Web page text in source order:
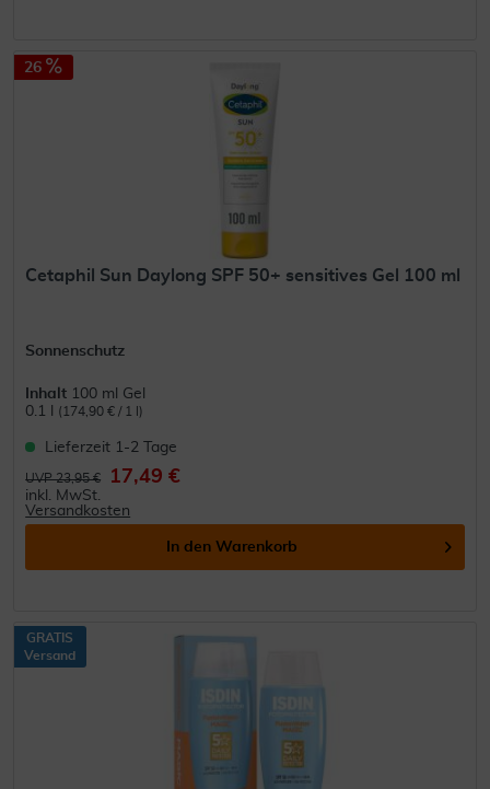
26
Cetaphil Sun Daylong SPF 50+ sensitives Gel 100 ml
Sonnenschutz
Inhalt 100 ml Gel
0.1 l
(174,90 € / 1 l)
Lieferzeit 1-2 Tage
UVP 23,95 € 17,49 €
inkl. MwSt.
Versandkosten
In den Warenkorb
GRATIS
Versand